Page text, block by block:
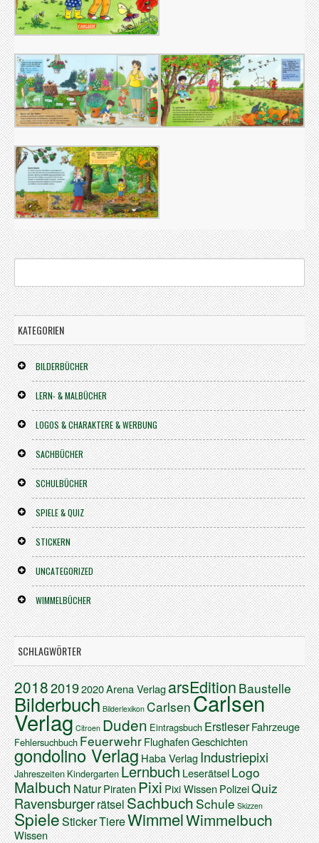
KATEGORIEN
BILDERBÜCHER
LERN- & MALBÜCHER
LOGOS & CHARAKTERE & WERBUNG
SACHBÜCHER
SCHULBÜCHER
SPIELE & QUIZ
STICKERN
UNCATEGORIZED
WIMMELBÜCHER
SCHLAGWÖRTER
201820192020Arena VerlagarsEditionBaustelle
Bilderbuch Bilderlexikon CarlsenCarlsen
Verlag Citroen DudenEintragsbuchErstleserFahrzeuge
FehlersuchbuchFeuerwehrFlughafenGeschichten
gondolino VerlagHaba VerlagIndustriepixi
JahreszeitenKindergartenLernbuchLeserätselLogo
MalbuchNaturPiratenPixiPixi WissenPolizeiQuiz
RavensburgerrätselSachbuchSchule Skizzen
SpieleStickerTiereWimmelWimmelbuch
Wissen